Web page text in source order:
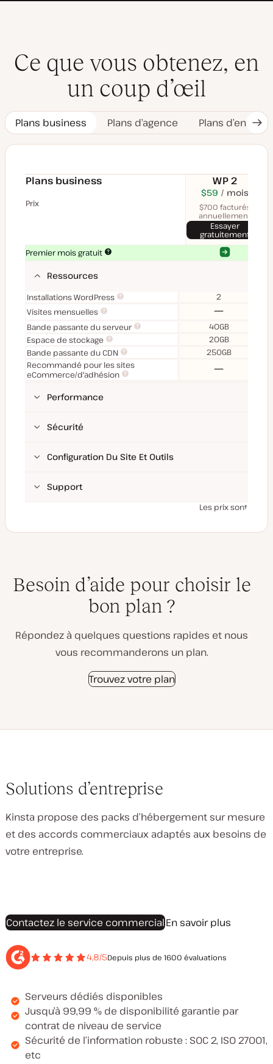
Ce que vous obtenez, en
un coup d’œil
Plans business Plans d’agence Plans
Plans business WP 2
Prix
USD
mois
$59 USD
mois
$700 facturés
annuellement
Essayer
gratuitement
Premier mois gratuit
Oui
Ressources
Installations WordPress
2
Visites mensuelles
Bande passante du serveur
40GB
Espace de stockage
20GB
Bande passante du CDN
250GB
Recommandé pour les sites
eCommerce/d'adhésion
Performance
Sécurité
Configuration Du Site Et Outils
Support
Les prix sont hors
Besoin d’aide pour choisir le
bon plan ?
Répondez à quelques questions rapides et nous
vous recommanderons un plan.
Trouvez votre plan
Solutions d’entreprise
Kinsta propose des packs d’hébergement sur mesure
et des accords commerciaux adaptés aux besoins de
votre entreprise.
Contactez le service commercialEn savoir plus
4,8/5Depuis plus de 1600 évaluations
Serveurs dédiés disponibles
Jusqu’à 99,99 % de disponibilité garantie par
contrat de niveau de service
Sécurité de l’information robuste : SOC 2, ISO 27001,
etc